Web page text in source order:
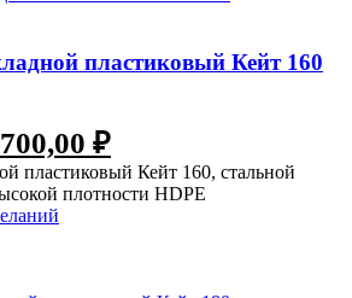
пластиковый Кейт 160
₽
пластиковый Кейт 160, стальной
плотности HDPE